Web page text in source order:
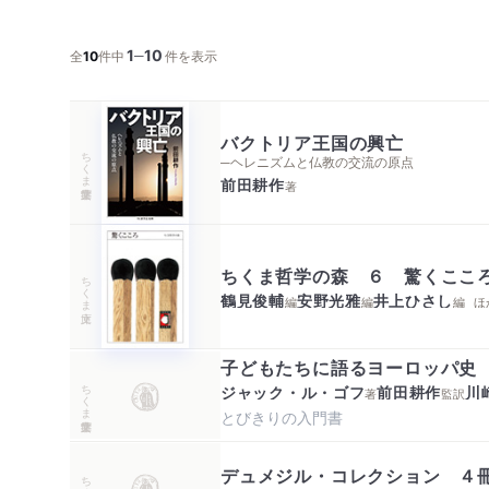
全10件中1─10件を表示
ちくま学芸文庫
バクトリア王国の興亡
─ヘレニズムと仏教の交流の原点
前田耕作著
ちくま文庫 ちくま哲学の森 ６ 驚くここ
鶴見俊輔編安野光雅編井上ひさし編 ほ
ちくま学芸文庫
子どもたちに語るヨーロッパ史
ジャック・ル・ゴフ著前田耕作監訳川
とびきりの入門書
デュメジル・コレクション ４